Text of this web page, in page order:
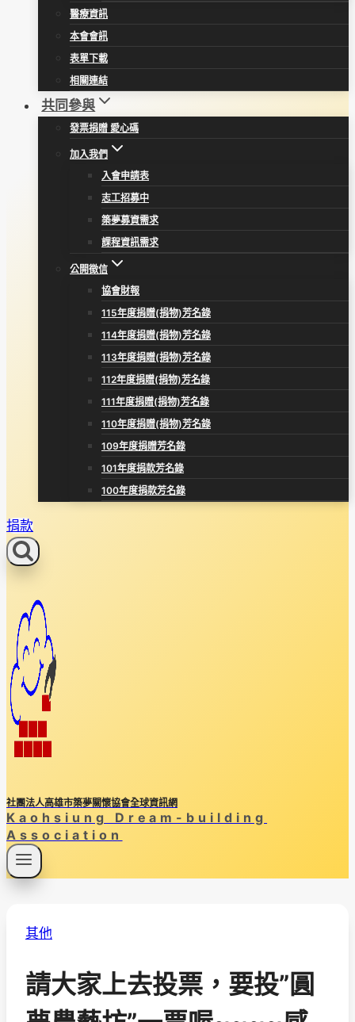
醫療資訊
本會會訊
表單下載
相關連結
共同參與
發票捐贈 愛心碼
加入我們
入會申請表
志工招募中
築夢募資需求
課程資訊需求
公開徵信
協會財報
115年度捐贈(捐物)芳名錄
114年度捐贈(捐物)芳名錄
113年度捐贈(捐物)芳名錄
112年度捐贈(捐物)芳名錄
111年度捐贈(捐物)芳名錄
110年度捐贈(捐物)芳名錄
109年度捐贈芳名錄
101年度捐款芳名錄
100年度捐款芳名錄
捐款
社團法人高雄市築夢關懷協會全球資訊網
Kaohsiung Dream-building
Association
其他
請大家上去投票，要投”圓